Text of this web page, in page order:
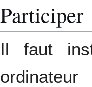
Participer
Il faut